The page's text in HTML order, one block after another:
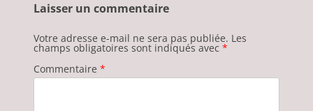
Laisser un commentaire
Votre adresse e-mail ne sera pas publiée. Les
champs obligatoires sont indiqués avec *
Commentaire *